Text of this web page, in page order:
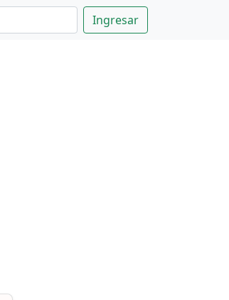
Ingresar